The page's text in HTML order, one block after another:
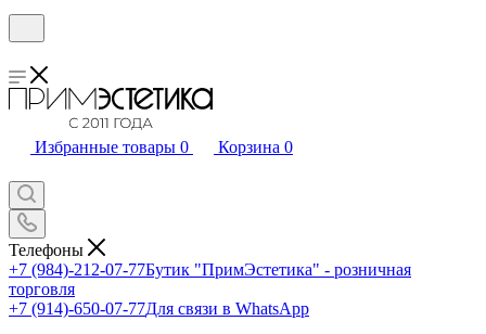
Избранные товары 0 Корзина 0
Телефоны
+7 (984)-212-07-77Бутик "ПримЭстетика" - розничная
торговля
+7 (914)-650-07-77Для связи в WhatsApp